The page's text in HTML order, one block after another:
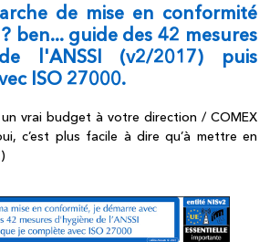
de mise en conformité
ben... guide des 42 mesures
l'ANSSI (v2/2017) puis
ISO 27000.
vrai budget à votre direction / COMEX
c’est plus facile à dire qu’à mettre en